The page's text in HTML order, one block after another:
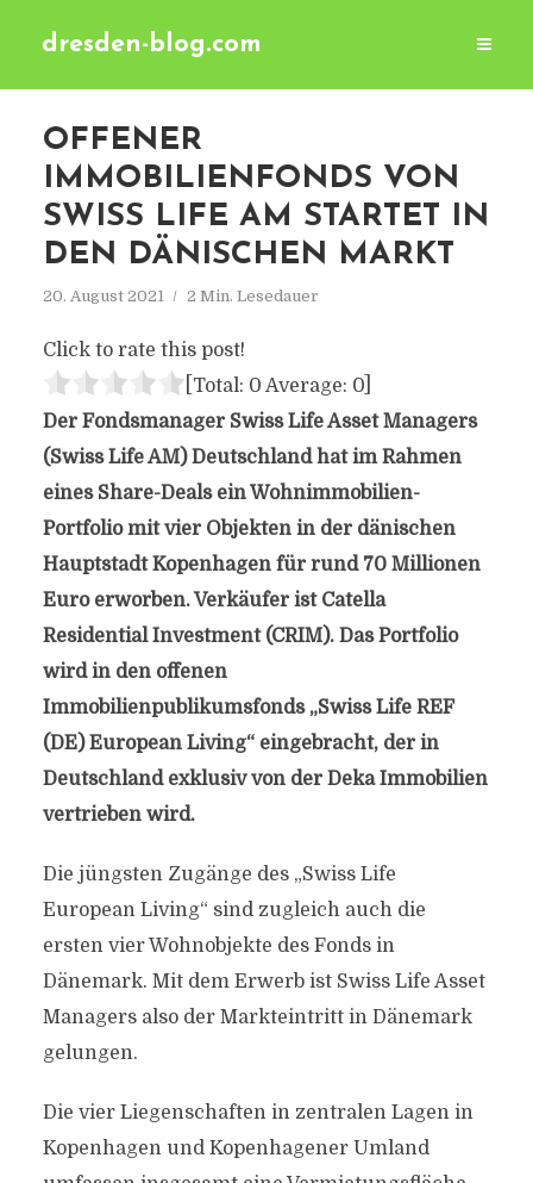
dresden-blog.com
OFFENER
IMMOBILIENFONDS VON
SWISS LIFE AM STARTET IN
DEN DÄNISCHEN MARKT
20. August 2021 2 Min. Lesedauer
Click to rate this post!
[Total: 0 Average: 0]
Der Fondsmanager Swiss Life Asset Managers
(Swiss Life AM) Deutschland hat im Rahmen
eines Share-Deals ein Wohnimmobilien-
Portfolio mit vier Objekten in der dänischen
Hauptstadt Kopenhagen für rund 70 Millionen
Euro erworben. Verkäufer ist Catella
Residential Investment (CRIM). Das Portfolio
wird in den offenen
Immobilienpublikumsfonds „Swiss Life REF
(DE) European Living“ eingebracht, der in
Deutschland exklusiv von der Deka Immobilien
vertrieben wird.
Die jüngsten Zugänge des „Swiss Life
European Living“ sind zugleich auch die
ersten vier Wohnobjekte des Fonds in
Dänemark. Mit dem Erwerb ist Swiss Life Asset
Managers also der Markteintritt in Dänemark
gelungen.
Die vier Liegenschaften in zentralen Lagen in
Kopenhagen und Kopenhagener Umland